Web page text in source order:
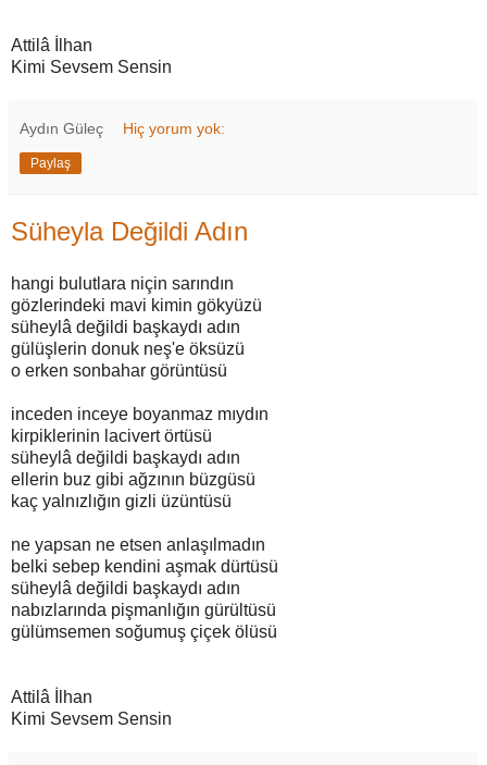
Attilâ İlhan
Kimi Sevsem Sensin
Aydın Güleç Hiç yorum yok:
Paylaş
Süheyla Değildi Adın
hangi bulutlara niçin sarındın
gözlerindeki mavi kimin gökyüzü
süheylâ değildi başkaydı adın
gülüşlerin donuk neş'e öksüzü
o erken sonbahar görüntüsü
inceden inceye boyanmaz mıydın
kirpiklerinin lacivert örtüsü
süheylâ değildi başkaydı adın
ellerin buz gibi ağzının büzgüsü
kaç yalnızlığın gizli üzüntüsü
ne yapsan ne etsen anlaşılmadın
belki sebep kendini aşmak dürtüsü
süheylâ değildi başkaydı adın
nabızlarında pişmanlığın gürültüsü
gülümsemen soğumuş çiçek ölüsü
Attilâ İlhan
Kimi Sevsem Sensin